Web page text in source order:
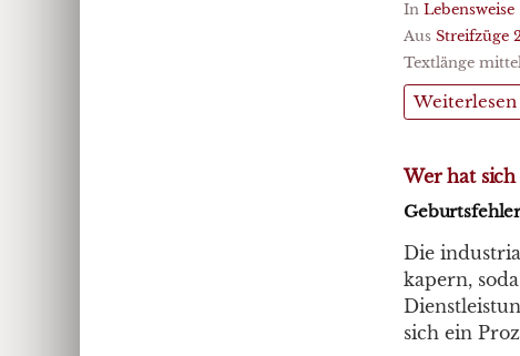
In Lebensweise
Aus Streifzüge
Textlänge
Weiterlesen
Wer hat sich
Die
kapern,
sich ein